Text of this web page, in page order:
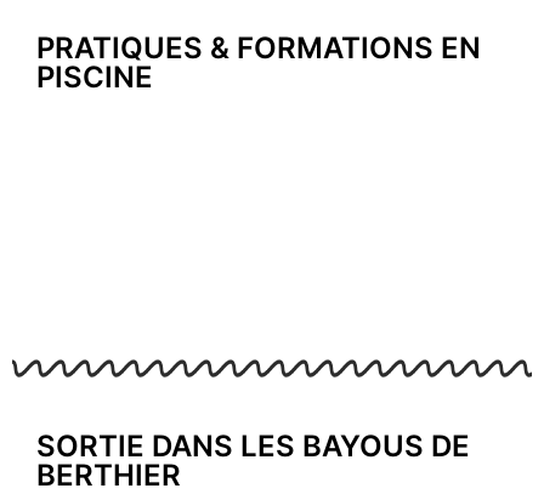
PRATIQUES & FORMATIONS EN
PISCINE
SORTIE DANS LES BAYOUS DE
BERTHIER